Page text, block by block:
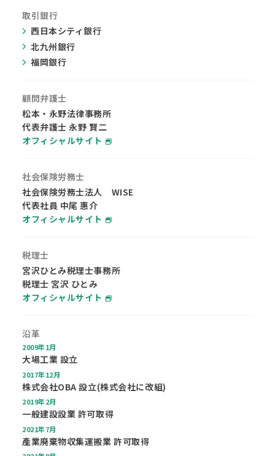
取引銀行
西日本シティ銀行
北九州銀行
福岡銀行
顧問弁護士
松本・永野法律事務所
代表弁護士 永野 賢二
オフィシャルサイト
社会保険労務士
社会保険労務士法人 WISE
代表社員 中尾 惠介
オフィシャルサイト
税理士
宮沢ひとみ税理士事務所
税理士 宮沢 ひとみ
オフィシャルサイト
沿革
2009年1月
大場工業 設立
2017年12月
株式会社OBA 設立(株式会社に改組)
2019年2月
一般建設設業 許可取得
2021年7月
產業廃棄物収集運搬業 許可取得